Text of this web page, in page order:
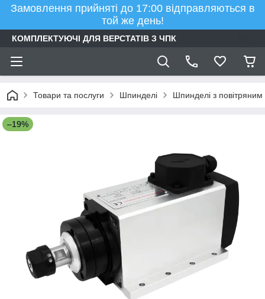
Замовлення прийняті до 17:00 відправляються в
той же день!
КОМПЛЕКТУЮЧІ ДЛЯ ВЕРСТАТІВ З ЧПК
Товари та послуги Шпинделі Шпинделі з
–19%